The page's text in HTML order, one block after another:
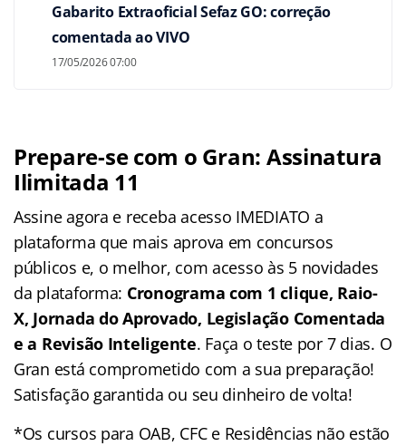
Gabarito Extraoficial Sefaz GO: correção
comentada ao VIVO
17/05/2026 07:00
Prepare-se com o Gran: Assinatura
Ilimitada 11
Assine agora e receba acesso IMEDIATO a
plataforma que mais aprova em concursos
públicos e, o melhor, com acesso às 5 novidades
da plataforma: Cronograma com 1 clique, Raio-
X, Jornada do Aprovado, Legislação Comentada
e a Revisão Inteligente. Faça o teste por 7 dias. O
Gran está comprometido com a sua preparação!
Satisfação garantida ou seu dinheiro de volta!
*Os cursos para OAB, CFC e Residências não estão